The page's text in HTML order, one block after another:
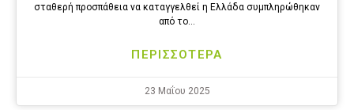
σταθερή προσπάθεια να καταγγελθεί η Ελλάδα συμπληρώθηκαν
από το…
ΠΕΡΙΣΣΟΤΕΡΑ
23 Μαΐου 2025